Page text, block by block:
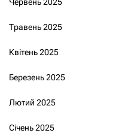
Травень 2025
Квітень 2025
Березень 2025
Лютий 2025
Січень 2025